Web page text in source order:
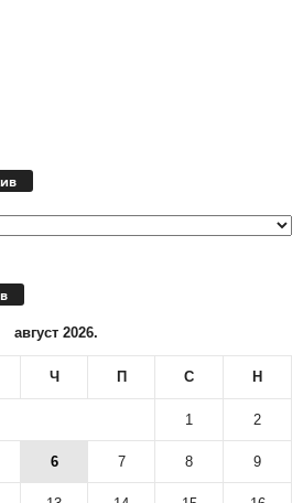
август 2026.
Ч П С Н
1 2
6 7 8 9